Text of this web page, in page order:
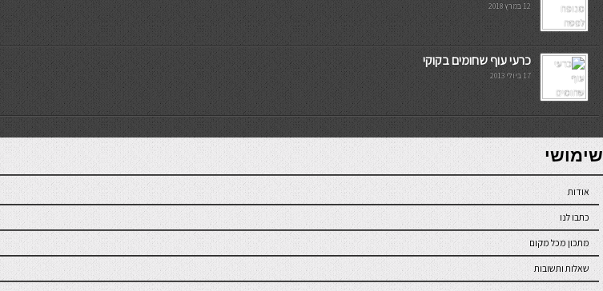
12 במרץ 2018
כרעי עוף שחומים בקוקי
17 ביולי 2013
7slots
seriöse online casinos österreich
שימושי
אודות
כתבו לנו
מתכון מכל מקום
שאלות ותשובות